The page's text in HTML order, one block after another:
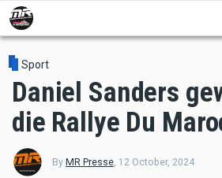
Skip
to
main
content
Sport
Daniel Sanders
die Rallye Du
By MR Presse, 12 October, 2024